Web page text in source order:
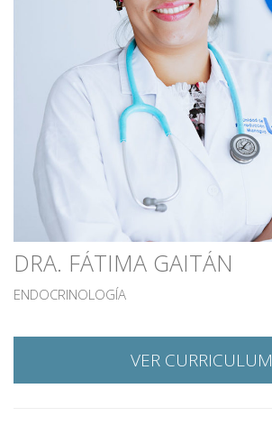
DRA. FÁTIMA GAITÁN
ENDOCRINOLOGÍA
VER CURRICULUM